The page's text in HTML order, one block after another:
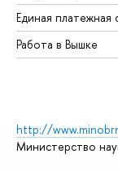
Единая платежная
Работа в Вышке
http://
Министерство